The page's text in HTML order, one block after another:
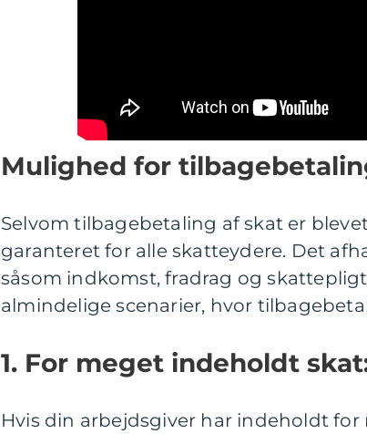
Mulighed for
Selvom tilbagebetaling af skat er
garanteret for alle skatteydere. Det
såsom indkomst, fradrag og
almindelige scenarier, hvor
1. For meget indeholdt
Hvis din arbejdsgiver har indeholdt